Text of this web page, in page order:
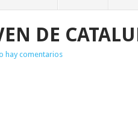
DE
hay comentarios